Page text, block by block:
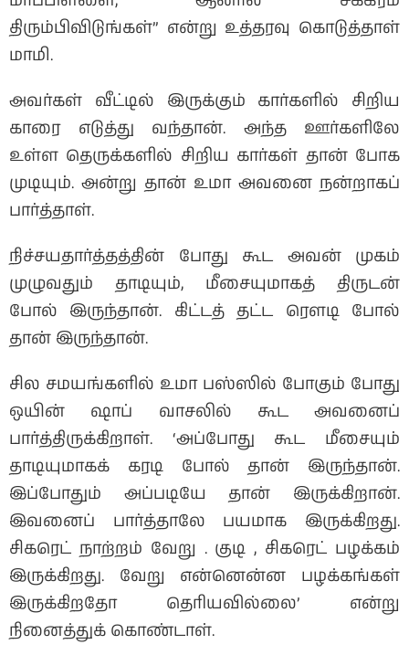
திரும்பிவிடுங்கள்” என்று உத்தரவு கொடுத்தாள்
மாமி.
அவர்கள் வீட்டில் இருக்கும் கார்களில் சிறிய
காரை எடுத்து வந்தான். அந்த ஊர்களிலே
உள்ள தெருக்களில் சிறிய கார்கள் தான் போக
முடியும். அன்று தான் உமா அவனை நன்றாகப்
பார்த்தாள்.
நிச்சயதார்த்தத்தின் போது கூட அவன் முகம்
முழுவதும் தாடியும், மீசையுமாகத் திருடன்
போல் இருந்தான். கிட்டத் தட்ட ரௌடி போல்
தான் இருந்தான்.
சில சமயங்களில் உமா பஸ்ஸில் போகும் போது
ஒயின் ஷாப் வாசலில் கூட அவனைப்
பார்த்திருக்கிறாள். ‘அப்போது கூட மீசையும்
தாடியுமாகக் கரடி போல் தான் இருந்தான்.
இப்போதும் அப்படியே தான் இருக்கிறான்.
இவனைப் பார்த்தாலே பயமாக இருக்கிறது.
சிகரெட் நாற்றம் வேறு . குடி , சிகரெட் பழக்கம்
இருக்கிறது. வேறு என்னென்ன பழக்கங்கள்
இருக்கிறதோ தெரியவில்லை’ என்று
நினைத்துக் கொண்டாள்.